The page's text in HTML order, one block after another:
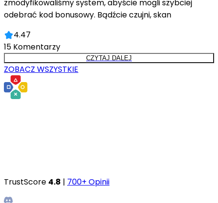
zmodyfikowaliśmy system, abyście mogli szybciej
odebrać kod bonusowy. Bądźcie czujni, skan
4.47
15 Komentarzy
CZYTAJ DALEJ
ZOBACZ WSZYSTKIE
TrustScore 4.8 | 700+ Opinii